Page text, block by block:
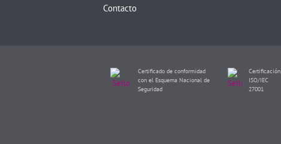
Contacto
Certificado de conformidad
con el Esquema Nacional de
Seguridad
Certificación
ISO/IEC
27001